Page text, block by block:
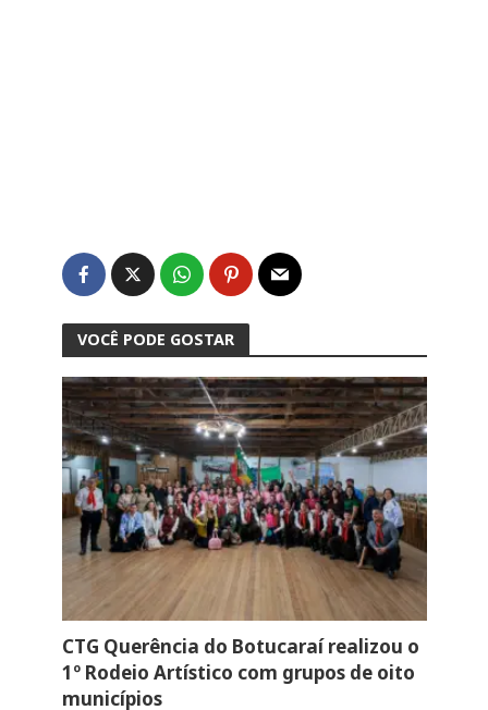
VOCÊ PODE GOSTAR
CTG Querência do Botucaraí realizou o
1º Rodeio Artístico com grupos de oito
municípios